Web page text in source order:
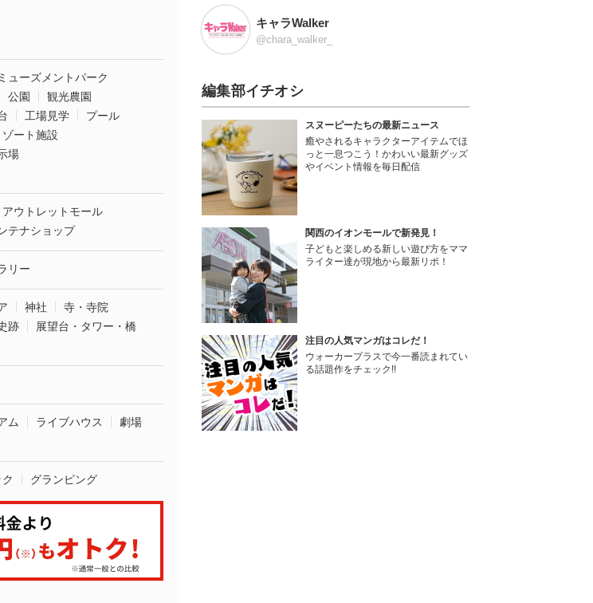
ューズメントパーク
公園
観光農園
工場見学
プール
ート施設
場
アウトレットモール
テナショップ
リー
神社
寺・寺院
跡
展望台・タワー・橋
ム ライブハウス
劇場
グランピング
キャラWalker
@chara_walker_
編集部イチオシ
スヌーピーたちの最新ニュース
癒やされるキャラクターアイテムでほ
っと一息つこう！かわいい最新グッズ
やイベント情報を毎日配信
関西のイオンモールで新発見！
子どもと楽しめる新しい遊び方をママ
ライター達が現地から最新リポ！
注目の人気マンガはコレだ！
ウォーカープラスで今一番読まれてい
る話題作をチェック!!